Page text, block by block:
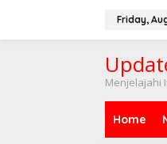
Friday,
Menjelajahi
Home